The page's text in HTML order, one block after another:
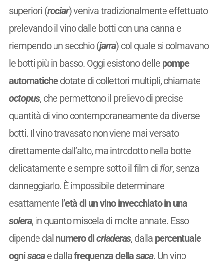
superiori (rociar) veniva tradizionalmente effettuato
prelevando il vino dalle botti con una canna e
riempendo un secchio (jarra) col quale si colmavano
le botti più in basso. Oggi esistono delle pompe
automatichedotate di collettori multipli, chiamate
octopus, che permettono il prelievo di precise
quantità di vino contemporaneamente da diverse
botti. Il vino travasato non viene mai versato
direttamente dall’alto, ma introdotto nella botte
delicatamente e sempre sotto il film di flor, senza
danneggiarlo. È impossibile determinare
esattamente l’età di un vino invecchiato in una
solera, in quanto miscela di molte annate. Esso
dipende dal numero dicriaderas, dalla percentuale
ognisacae dallafrequenza dellasaca. Un vino